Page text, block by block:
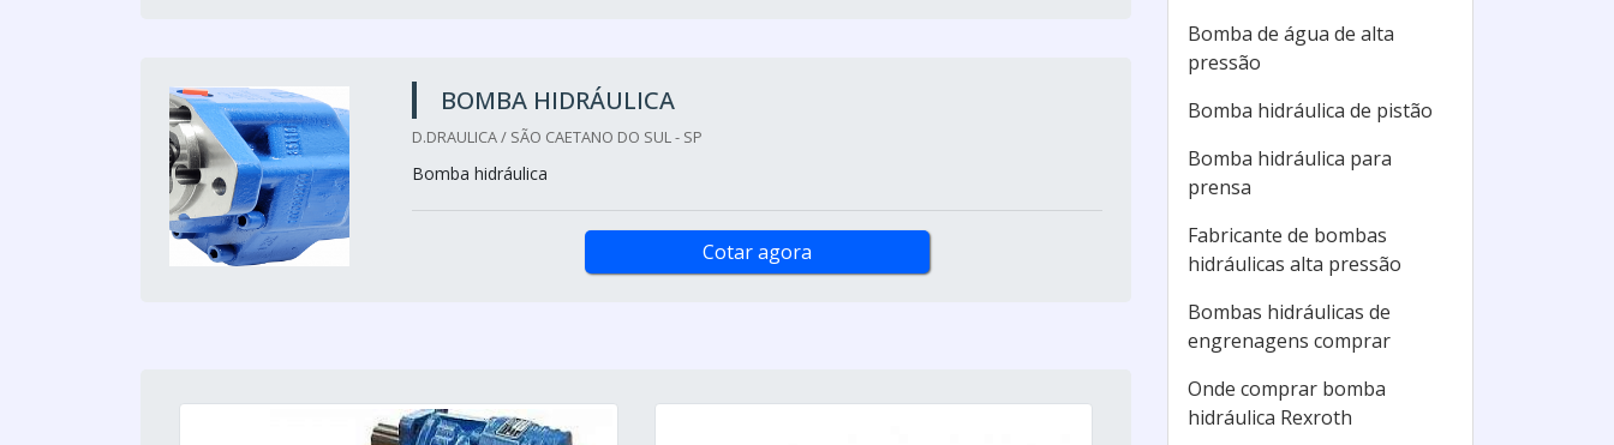
BOMBA HIDRÁULICA
D.DRAULICA / SÃO CAETANO DO SUL - SP
Bomba hidráulica
Cotar agora
Bomba de água de alta
pressão
Bomba hidráulica de pistão
Bomba hidráulica para
prensa
Fabricante de bombas
hidráulicas alta pressão
Bombas hidráulicas de
engrenagens comprar
Onde comprar bomba
hidráulica Rexroth